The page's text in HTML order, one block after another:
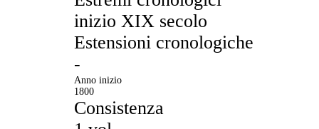
inizio XIX secolo
Estensioni cronologiche
-
Anno inizio
1800
Consistenza